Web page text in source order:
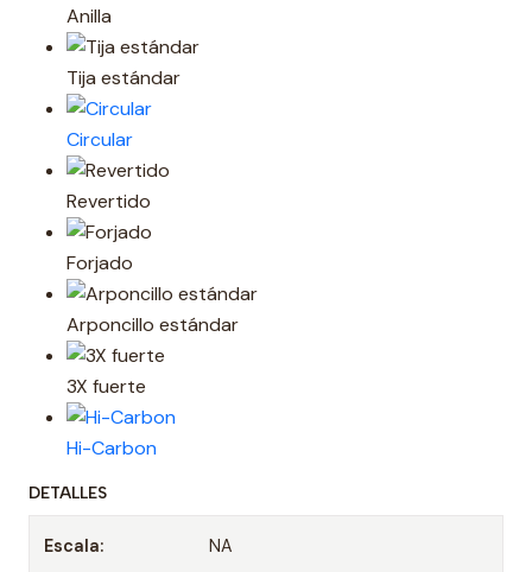
Anilla
Tija estándar
Circular
Revertido
Forjado
Arponcillo estándar
3X fuerte
Hi-Carbon
DETALLES
Escala: NA